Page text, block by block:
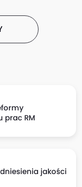
prac RM
jakości